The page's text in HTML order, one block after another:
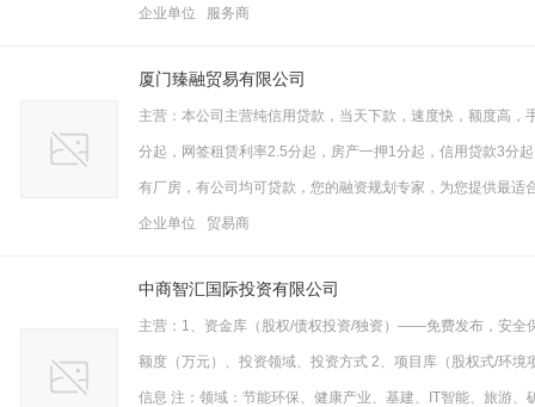
企业单位 服务商
厦门臻融贸易有限公司
主营：本公司主营纯信用贷款，当天下款，速度快，额度高
分起，网签租赁利率2.5分起，房产一押1分起，信用贷款3分
有厂房，有公司均可贷款，您的融资规划专家，为您提供最适
企业单位 贸易商
中商智汇国际投资有限公司
主营：1、资金库（股权/债权投资/独资）——免费发布，安全
额度（万元）、投资领域、投资方式 2、项目库（股权式/环
信息 注：领域：节能环保、健康产业、基建、IT智能、旅游